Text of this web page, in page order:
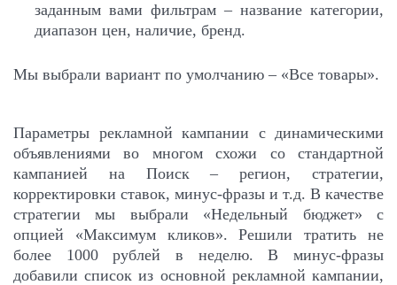
заданным вами фильтрам – название категории,
диапазон цен, наличие, бренд.
Мы выбрали вариант по умолчанию – «Все товары».
Параметры рекламной кампании с динамическими
объявлениями во многом схожи со стандартной
кампанией на Поиск – регион, стратегии,
корректировки ставок, минус-фразы и т.д. В качестве
стратегии мы выбрали «Недельный бюджет» с
опцией «Максимум кликов». Решили тратить не
более 1000 рублей в неделю. В минус-фразы
добавили список из основной рекламной кампании,